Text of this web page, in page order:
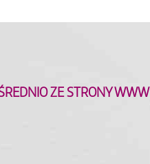
ZE STRONY WWW